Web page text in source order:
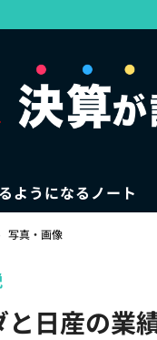
ようになるノート
写真・画像
日産の業